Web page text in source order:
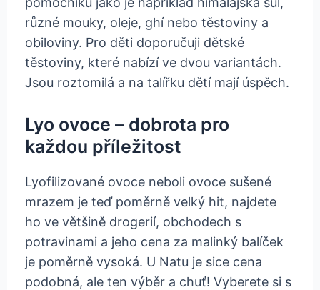
různé mouky, oleje, ghí nebo těstoviny a
obiloviny. Pro děti doporučuji dětské
těstoviny, které nabízí ve dvou variantách.
Jsou roztomilá a na talířku dětí mají úspěch.
Lyo ovoce – dobrota pro
každou příležitost
Lyofilizované ovoce neboli ovoce sušené
mrazem je teď poměrně velký hit, najdete
ho ve většině drogerií, obchodech s
potravinami a jeho cena za malinký balíček
je poměrně vysoká. U Natu je sice cena
podobná, ale ten výběr a chuť! Vyberete si s